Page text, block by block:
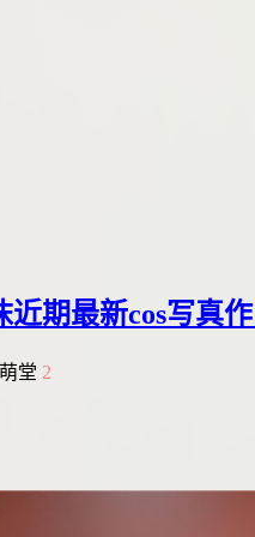
期最新cos写真
堂 2